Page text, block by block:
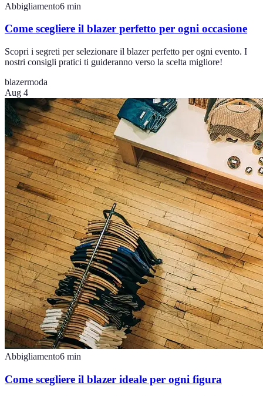
Abbigliamento6 min
Come scegliere il blazer perfetto per ogni occasione
Scopri i segreti per selezionare il blazer perfetto per ogni evento. I
nostri consigli pratici ti guideranno verso la scelta migliore!
blazermoda
Aug 4
Abbigliamento6 min
Come scegliere il blazer ideale per ogni figura